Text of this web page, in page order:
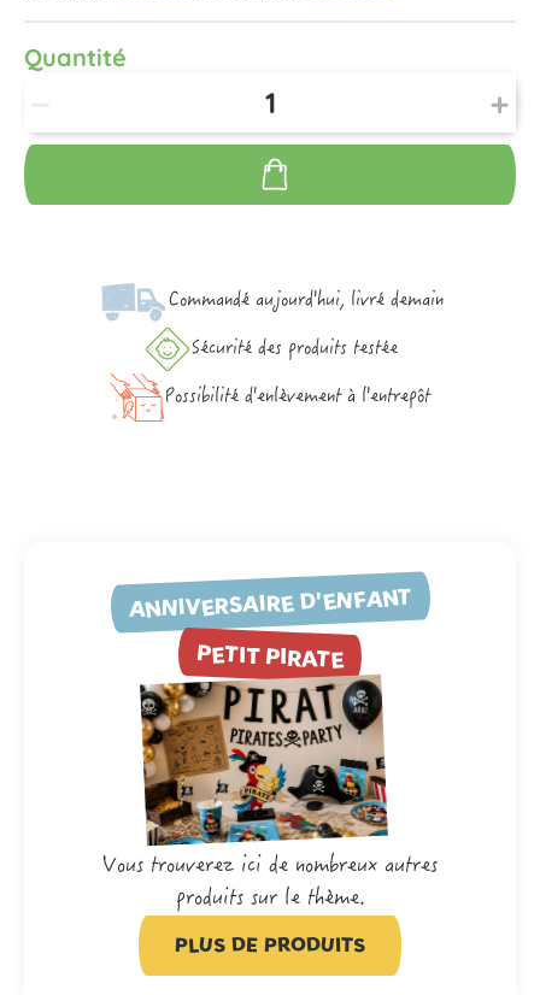
Quantité
Commandé aujourd'hui, livré demain
Sécurité des produits testée
Possibilité d'enlèvement à l'entrepôt
ANNIVERSAIRE D'ENFANT
PETIT PIRATE
Vous trouverez ici de nombreux autres
produits sur le thème.
PLUS DE PRODUITS